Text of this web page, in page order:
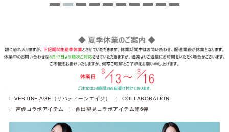
LIVERTINE AGE（リバティーンエイジ）
COLLABORATION
声優コラボアイテム
西田望見コラボアイテム第6弾